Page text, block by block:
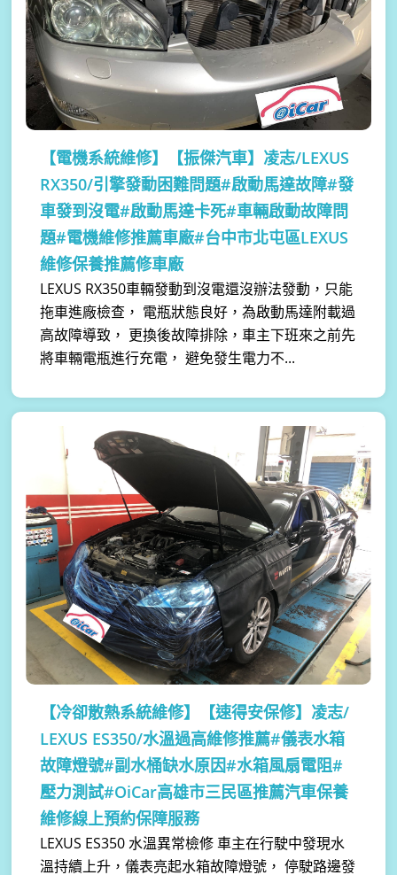
【電機系統維修】
【振傑汽車】凌志/LEXUS
RX350/引擎發動困難問題#啟動馬達故障#發
車發到沒電#啟動馬達卡死#車輛啟動故障問
題#電機維修推薦車廠#台中市北屯區LEXUS
維修保養推薦修車廠
LEXUS RX350車輛發動到沒電還沒辦法發動，只能
拖車進廠檢查， 電瓶狀態良好，為啟動馬達附載過
高故障導致， 更換後故障排除，車主下班來之前先
將車輛電瓶進行充電， 避免發生電力不...
【冷卻散熱系統維修】
【速得安保修】凌志/
LEXUS ES350/水溫過高維修推薦#儀表水箱
故障燈號#副水桶缺水原因#水箱風扇電阻#
壓力測試#OiCar高雄市三民區推薦汽車保養
維修線上預約保障服務
LEXUS ES350 水溫異常檢修 車主在行駛中發現水
溫持續上升，儀表亮起水箱故障燈號， 停駛路邊發